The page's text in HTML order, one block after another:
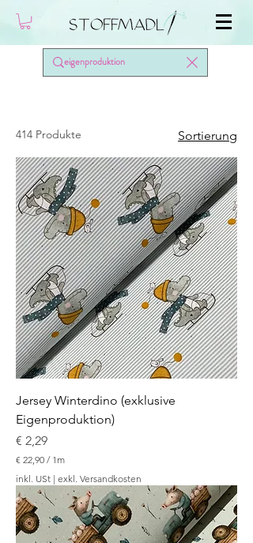
414 Produkte Sortierung
Jersey Winterdino (exklusive
Eigenproduktion)
Preis
€ 2,29
€ 22,90 / 1m
€
2
2
,
9
inkl. USt | exkl. Versandkosten